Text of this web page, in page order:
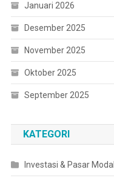
Januari 2026
Desember 2025
November 2025
Oktober 2025
September 2025
KATEGORI
Investasi & Pasar Modal